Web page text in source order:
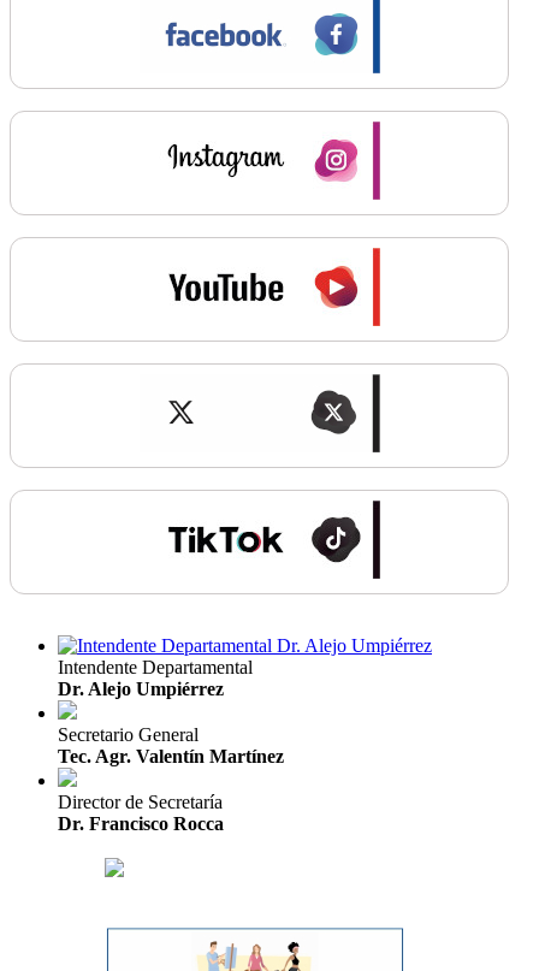
Intendente Departamental
Dr. Alejo Umpiérrez
Secretario General
Tec. Agr. Valentín Martínez
Director de Secretaría
Dr. Francisco Rocca